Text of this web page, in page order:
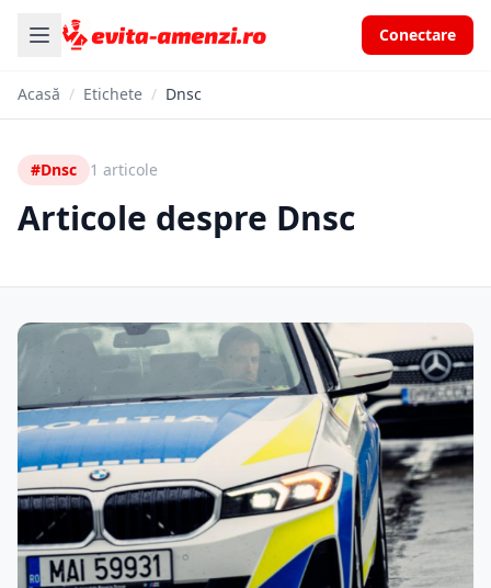
Conectare
Acasă / Etichete / Dnsc
#Dnsc 1 articole
Articole despre Dnsc